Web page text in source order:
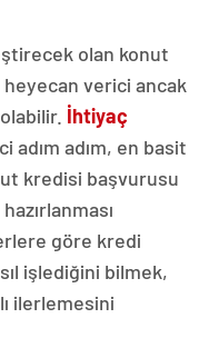
olan konut
verici ancak
İhtiyaç
adım, en basit
kredisi başvurusu
göre kredi
işlediğini bilmek,
ilerlemesini